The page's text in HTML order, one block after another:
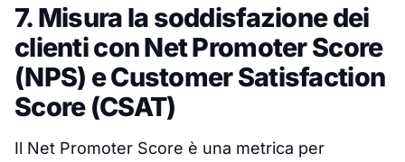
7. Misura la soddisfazione dei
clienti con Net Promoter Score
(NPS) e Customer Satisfaction
Score (CSAT)
Il Net Promoter Score è una metrica per